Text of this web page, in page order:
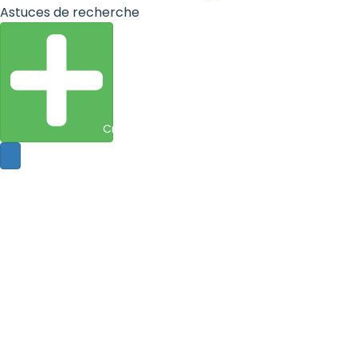
Astuces de recherche
Créer une entité